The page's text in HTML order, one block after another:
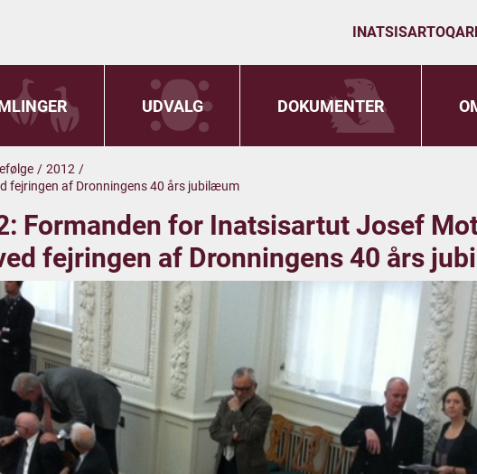
UDVALG DOKUMENTER
/ 2012 /
fejringen af Dronningens 40 års jubilæum
Formanden for Inatsisartut Josef
fejringen af Dronningens 40 års